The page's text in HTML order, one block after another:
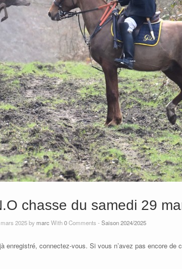
chasse du samedi 29
2025 by marcWith0Comments - Saison 2024/2025
connectez-vous. Si vous n’avez pas encore de